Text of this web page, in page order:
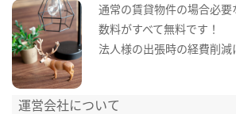
通常の賃貸物件の場合必
数料がすべて無料です！
法人様の出張時の経費削減
運営会社について